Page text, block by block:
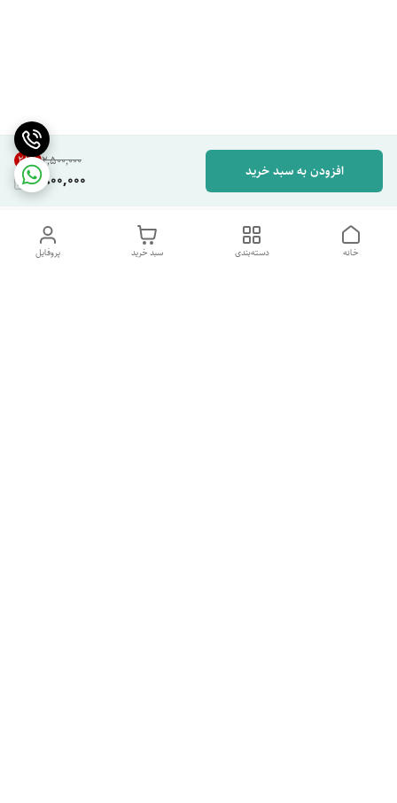
۲٬۵۰۰٬۰۰۰ 28%
1,800,000 افزودن به سبد خرید
پروفایل سبد خرید دسته‌بندی خانه